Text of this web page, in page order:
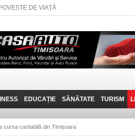
POVESTE DE VIAȚĂ
URI
EDUCAȚIE SĂNĂTATE TURISM
PRIN
cursa caritabilă din Timișoara